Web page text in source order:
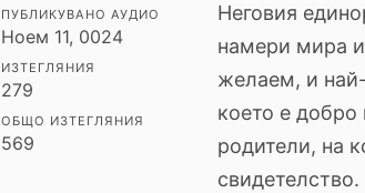
ПУБЛИКУВАНО АУДИО
Ноем 11, 0024
ИЗТЕГЛЯНИЯ
279
ОБЩО ИЗТЕГЛЯНИЯ
569
Неговия
намери мира и
желаем, и
което е добро
родители, на
свидетелство.